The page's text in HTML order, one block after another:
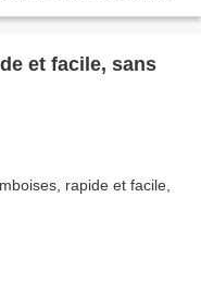
et facile, sans